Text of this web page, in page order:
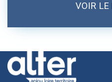
VOIR LE